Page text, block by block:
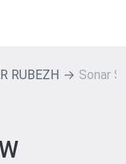
RUBEZH Sonar